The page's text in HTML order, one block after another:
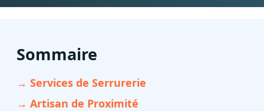
Sommaire
→ Services de Serrurerie
→ Artisan de Proximité